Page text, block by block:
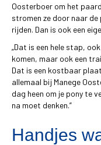
Oosterboer om het
stromen ze door naar
rijden. Dan is ook een
„Dat is een hele stap,
komen, maar ook een
Dat is een kostbaar
allemaal bij Manege
dag heen om je pony te
na moet denken.”
Handjes